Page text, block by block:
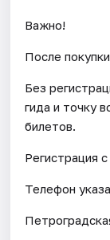
Важно!
После
Без
гида и точку
билетов.
Регистрация
Телефон